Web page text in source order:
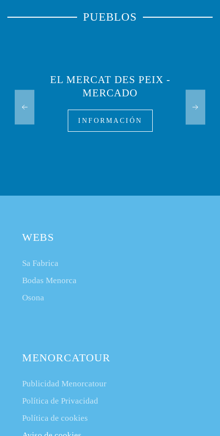
PUEBLOS
EL MERCAT DES PEIX -
MERCADO
INFORMACIÓN
WEBS
Sa Fabrica
Bodas Menorca
Osona
MENORCATOUR
Publicidad Menorcatour
Política de Privacidad
Política de cookies